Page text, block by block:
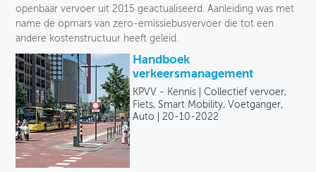
openbaar vervoer uit 2015 geactualiseerd. Aanleiding was met
name de opmars van zero-emissiebusvervoer die tot een
andere kostenstructuur heeft geleid.
Handboek
verkeersmanagement
KPVV - Kennis
Collectief vervoer,
Fiets, Smart Mobility, Voetganger,
Auto
20-10-2022